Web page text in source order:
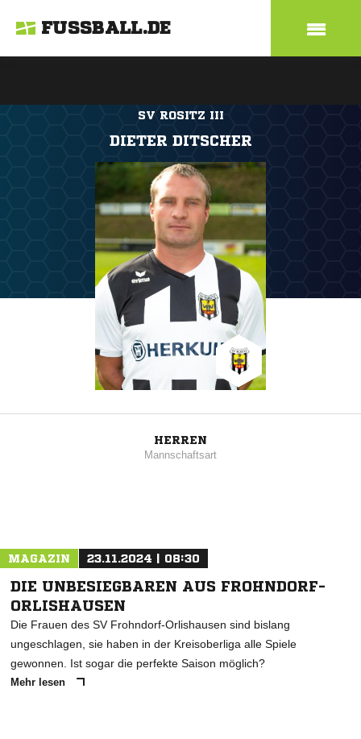
FUSSBALL.DE
SV ROSITZ III
DIETER DITSCHER
HERREN
Mannschaftsart
MAGAZIN 23.11.2024 | 08:30
DIE UNBESIEGBAREN AUS FROHNDORF-
ORLISHAUSEN
Die Frauen des SV Frohndorf-Orlishausen sind bislang
ungeschlagen, sie haben in der Kreisoberliga alle Spiele
gewonnen. Ist sogar die perfekte Saison möglich?
Mehr lesen